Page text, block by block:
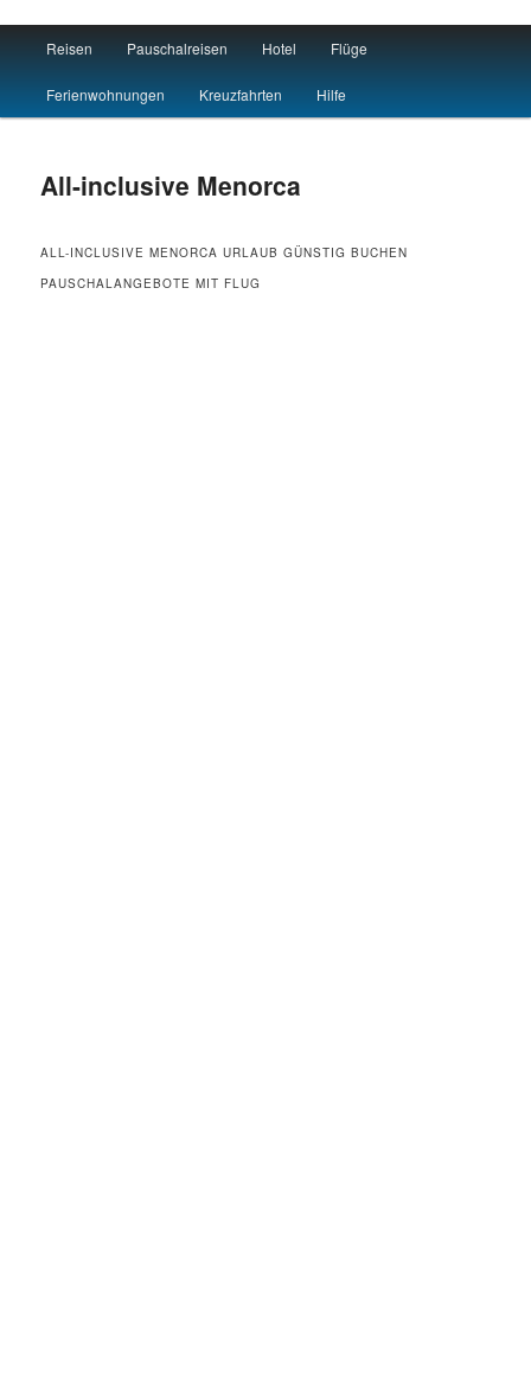
Reisen Hotel Flug
Skip to primary content
Skip to secondary content
Reisen Pauschalreisen Hotel Flüge
Ferienwohnungen Kreuzfahrten Hilfe
All-inclusive Menorca
ALL-INCLUSIVE MENORCA URLAUB GÜNSTIG BUCHEN
PAUSCHALANGEBOTE MIT FLUG